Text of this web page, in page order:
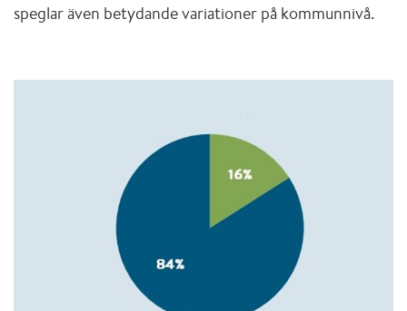
speglar även betydande variationer på kommunnivå.